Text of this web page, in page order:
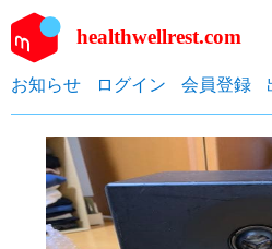
healthwellrest.com
お知らせ ログイン 会員登録